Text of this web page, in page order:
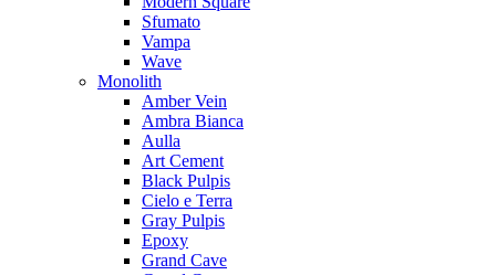
Sfumato
Vampa
Wave
Monolith
Amber Vein
Ambra Bianca
Aulla
Art Cement
Black Pulpis
Cielo e Terra
Gray Pulpis
Epoxy
Grand Cave